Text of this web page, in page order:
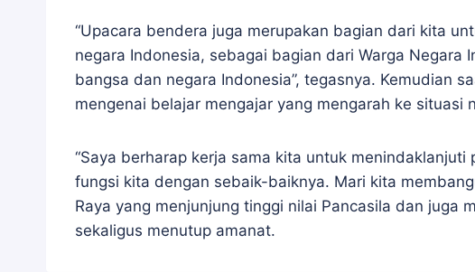
“Upacara bendera juga merupakan bagian dari kita
negara Indonesia, sebagai bagian dari Warga Negara
bangsa dan negara Indonesia”, tegasnya. Kemudian
mengenai belajar mengajar yang mengarah ke situasi
“Saya berharap kerja sama kita untuk
fungsi kita dengan sebaik-baiknya. Mari kita
Raya yang menjunjung tinggi nilai Pancasila dan juga
sekaligus menutup amanat.